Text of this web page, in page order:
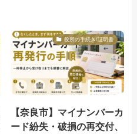
役所の手続き/証明書
【奈良市】マイナンバーカ
ード紛失・破損の再交付、